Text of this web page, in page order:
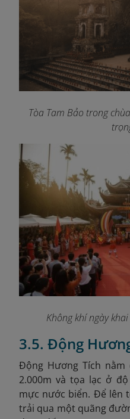
Tòa Tam Bảo trong
Không khí ngày
3.5. Động
Động Hương Tích nằm
2.000m và tọa lạc ở
mực nước biển. Để lên
trải qua một quãng